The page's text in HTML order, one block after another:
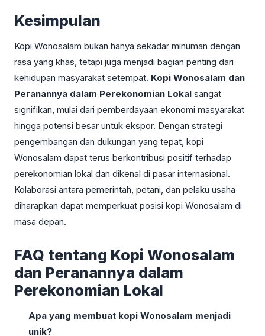
Kesimpulan
Kopi Wonosalam bukan hanya sekadar minuman dengan
rasa yang khas, tetapi juga menjadi bagian penting dari
kehidupan masyarakat setempat. Kopi Wonosalam dan
Peranannya dalam Perekonomian Lokal sangat
signifikan, mulai dari pemberdayaan ekonomi masyarakat
hingga potensi besar untuk ekspor. Dengan strategi
pengembangan dan dukungan yang tepat, kopi
Wonosalam dapat terus berkontribusi positif terhadap
perekonomian lokal dan dikenal di pasar internasional.
Kolaborasi antara pemerintah, petani, dan pelaku usaha
diharapkan dapat memperkuat posisi kopi Wonosalam di
masa depan.
FAQ tentang Kopi Wonosalam
dan Peranannya dalam
Perekonomian Lokal
Apa yang membuat kopi Wonosalam menjadi
unik?